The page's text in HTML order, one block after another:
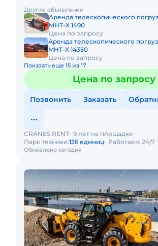
14000 к
Другие объявления
Аренда телескопического
MHT-X 1490
Цена по запросу
Аренда телескопического
MHT-X 14350
Цена по запросу
Показать еще 15 из 17
Цена по запросу
Позвонить Заказать
Обновлено сегодня
CRANES.RENT 9 лет на площадке
Парк техники:136 единиц Работаем 24/7